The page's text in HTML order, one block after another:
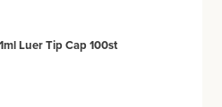
Luer Tip Cap 100st